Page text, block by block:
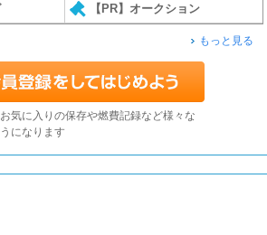
【PR】オークション
もっと見る
気に入りの保存や燃費記録など様々な
になります